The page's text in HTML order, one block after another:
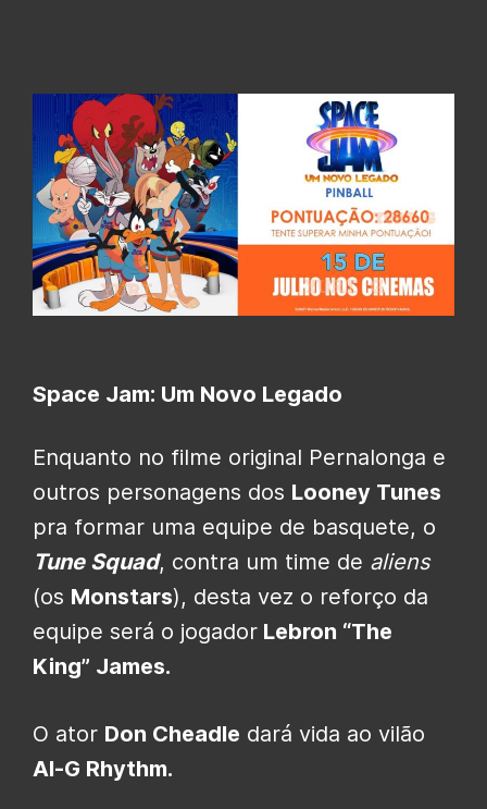
Space Jam: Um Novo Legado
Enquanto no filme original Pernalonga e
outros personagens dos Looney Tunes
pra formar uma equipe de basquete, o
Tune Squad, contra um time de aliens
(os Monstars), desta vez o reforço da
equipe será o jogador Lebron “The
King” James.
O ator Don Cheadle dará vida ao vilão
Al-G Rhythm.